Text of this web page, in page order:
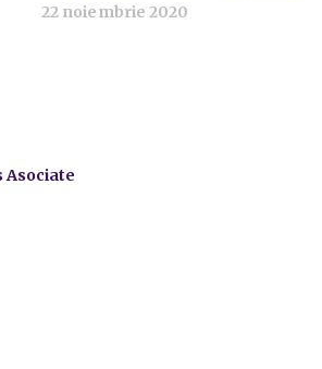
22 noiembrie 2020
Asociate